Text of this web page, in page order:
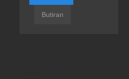
Butiran